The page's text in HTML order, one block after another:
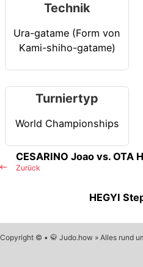
Technik
Ura-gatame (Form von
Kami-shiho-gatame)
Turniertyp
World Championships
Zurück
CESARINO Joao vs. OTA
HEGYI
Copyright © • 🥋 Judo.how » Alles rund